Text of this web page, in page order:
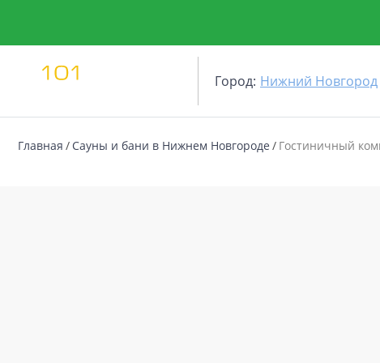
Город: Нижний Новгород
Главная Сауны и бани в Нижнем Новгороде Гостиничный